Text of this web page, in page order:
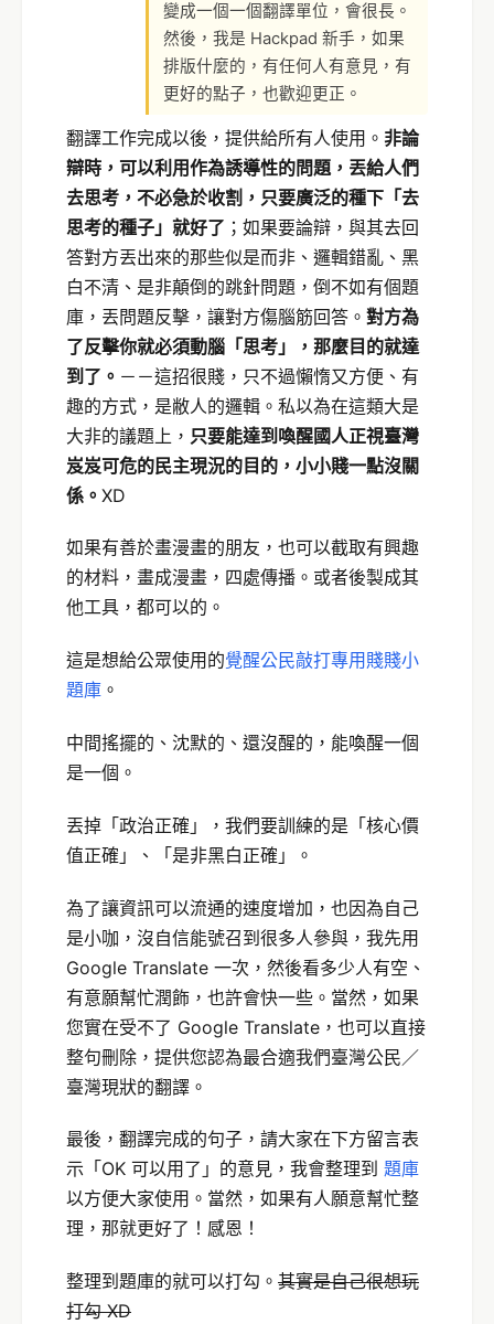
變成一個一個翻譯單位，會很長。
然後，我是 Hackpad 新手，如果
排版什麼的，有任何人有意見，有
更好的點子，也歡迎更正。
翻譯工作完成以後，提供給所有人使用。 非論
辯時，可以利用作為誘導性的問題，丟給人們
去思考，不必急於收割，只要廣泛的種下「去
思考的種子」就好了 ；如果要論辯，與其去回
答對方丟出來的那些似是而非、邏輯錯亂、黑
白不清、是非顛倒的跳針問題，倒不如有個題
庫，丟問題反擊，讓對方傷腦筋回答。 對方為
了反擊你就必須動腦「思考」，那麼目的就達
到了。 －－這招很賤，只不過懶惰又方便、有
趣的方式，是敝人的邏輯。私以為在這類大是
大非的議題上， 只要能達到喚醒國人正視臺灣
岌岌可危的民主現況的目的，小小賤一點沒關
係。 XD
如果有善於畫漫畫的朋友，也可以截取有興趣
的材料，畫成漫畫，四處傳播。或者後製成其
他工具，都可以的。
這是想給公眾使用的覺醒公民敲打專用賤賤小
題庫 。
中間搖擺的、沈默的、還沒醒的，能喚醒一個
是一個。
丟掉「政治正確」，我們要訓練的是「核心價
值正確」、「是非黑白正確」。
為了讓資訊可以流通的速度增加，也因為自己
是小咖，沒自信能號召到很多人參與，我先用
Google Translate 一次，然後看多少人有空、
有意願幫忙潤飾，也許會快一些。當然，如果
您實在受不了 Google Translate，也可以直接
整句刪除，提供您認為最合適我們臺灣公民／
臺灣現狀的翻譯。
最後，翻譯完成的句子，請大家在下方留言表
示「OK 可以用了」的意見，我會整理到 題庫
以方便大家使用。當然，如果有人願意幫忙整
理，那就更好了！感恩！
整理到題庫的就可以打勾。 其實是自己很想玩
打勾 XD